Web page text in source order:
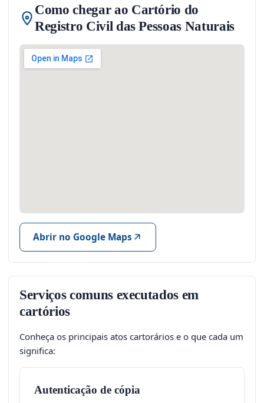
Como chegar ao Cartório do
Registro Civil das Pessoas Naturais
Abrir no Google Maps
Serviços comuns executados em
cartórios
Conheça os principais atos cartorários e o que cada um
significa:
Autenticação de cópia